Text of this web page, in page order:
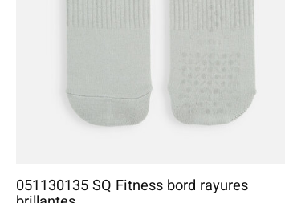
051130135 SQ Fitness bord rayures